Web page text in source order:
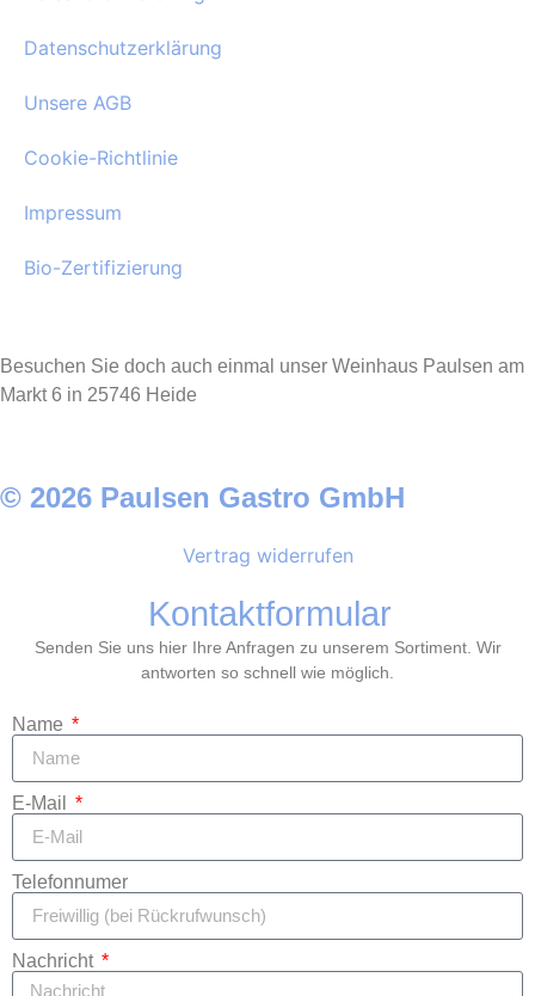
Datenschutzerklärung
Unsere AGB
Cookie-Richtlinie
Impressum
Bio-Zertifizierung
Besuchen Sie doch auch einmal unser Weinhaus Paulsen am
Markt 6 in 25746 Heide
© 2026 Paulsen Gastro GmbH
Vertrag widerrufen
Kontaktformular
Senden Sie uns hier Ihre Anfragen zu unserem Sortiment. Wir
antworten so schnell wie möglich.
Name
E-Mail
Telefonnumer
Nachricht